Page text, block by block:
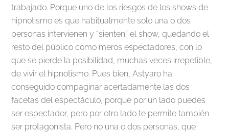
trabajado. Porque uno de los riesgos de los shows de
hipnotismo es que habitualmente solo una o dos
personas intervienen y “sienten” el show, quedando el
resto del público como meros espectadores, con lo
que se pierde la posibilidad, muchas veces irrepetible,
de vivir el hipnotismo. Pues bien, Astyaro ha
conseguido compaginar acertadamente las dos
facetas del espectáculo, porque por un lado puedes
ser espectador, pero por otro lado te permite también
ser protagonista. Pero no una o dos personas, que